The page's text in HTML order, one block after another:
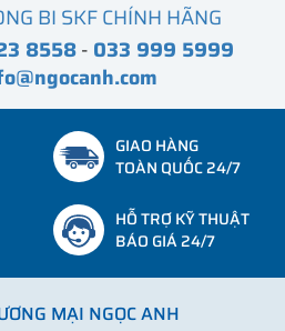
BI SKF CHÍNH HÃNG
8558- 033 999 5999
GIAO HÀNG
TOÀN QUỐC 24/7
HỖ TRỢ KỸ THUẬT
BÁO GIÁ 24/7
MẠI NGỌC ANH